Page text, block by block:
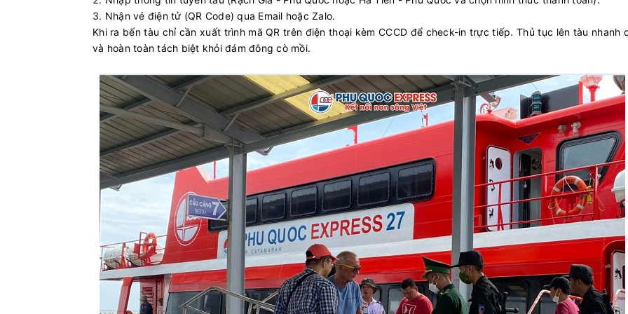
Nhận vé điện tử (QR Code) qua Email hoặc Zalo.
Khi ra bến tàu chỉ cần xuất trình mã QR trên điện thoại kèm CCCD để check-in trực tiếp. Thủ tục lên tàu nhanh
và hoàn toàn tách biệt khỏi đám đông cò mồi.